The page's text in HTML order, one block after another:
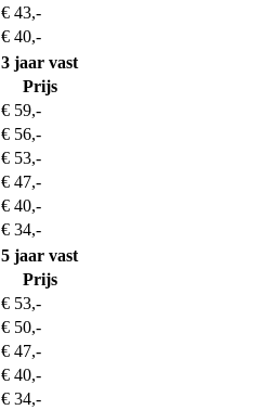
€ 43,-
€ 40,-
3 jaar vast
Prijs
€ 59,-
€ 56,-
€ 53,-
€ 47,-
€ 40,-
€ 34,-
5 jaar vast
Prijs
€ 53,-
€ 50,-
€ 47,-
€ 40,-
€ 34,-